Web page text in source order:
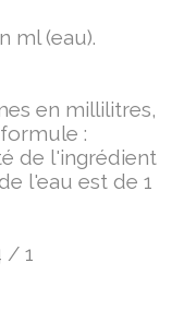
ml (eau).
en millilitres,
:
de l'ingrédient
l'eau est de 1
/ 1